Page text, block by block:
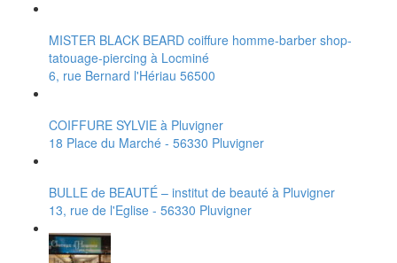
MISTER BLACK BEARD coiffure homme-barber shop-
tatouage-piercing à Locminé
6, rue Bernard l'Hériau 56500
COIFFURE SYLVIE à Pluvigner
18 Place du Marché - 56330 Pluvigner
BULLE de BEAUTÉ – institut de beauté à Pluvigner
13, rue de l'Eglise - 56330 Pluvigner